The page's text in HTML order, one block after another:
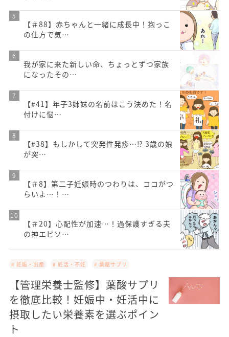
【＃88】赤ちゃんと一緒に成長中！抱っこ
の仕方で気…
我が家に来た新しい命、ちょっとずつ家族
になったその…
【#41】年子3姉妹の名前はこう決めた！名
付けに悩…
【#38】もしかして突発性発疹…⁉︎ 3歳の娘
が突…
【＃8】第二子妊娠時のつわりは、ココがつ
らいよ…！…
【＃20】心配性が加速…！過保護すぎる夫
の神エピソ…
# 妊娠・出産 # 妊活・不妊 # 葉酸サプリ
【管理栄養士監修】葉酸サプリ
を徹底比較！妊娠中・妊活中に
摂取したい栄養素を選ぶポイン
ト